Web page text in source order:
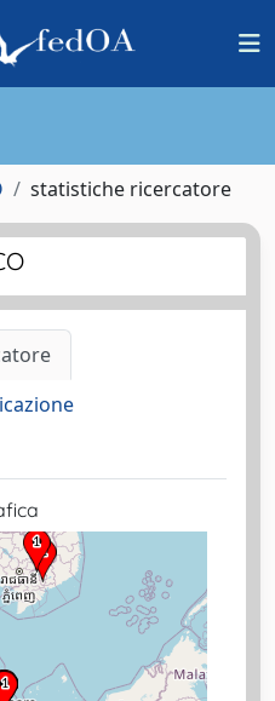
statistiche ricercatore